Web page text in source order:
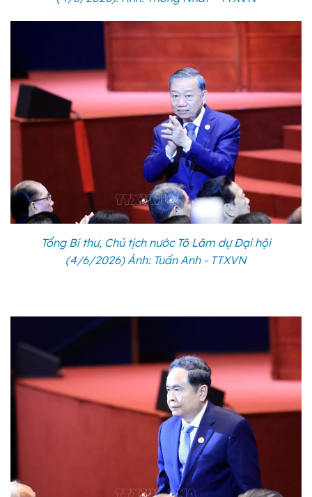
Tổng Bí thư, Chủ tịch nước Tô Lâm dự Đại hội
(4/6/2026) Ảnh: Tuấn Anh - TTXVN